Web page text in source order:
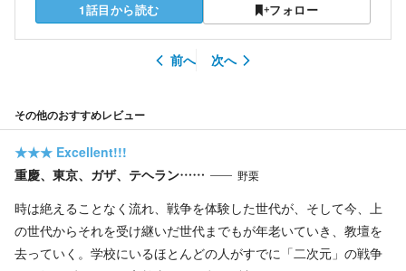
1話目から読む フォロー
前へ 次へ
その他のおすすめレビュー
★★★ Excellent!!!
重慶、東京、ガザ、テヘラン……
野栗
時は絶えることなく流れ、戦争を体験した世代が、そして今、上
の世代からそれを受け継いだ世代までもが年老いていき、教壇を
去っていく。学校にいるほとんどの人がすでに「二次元」の戦争